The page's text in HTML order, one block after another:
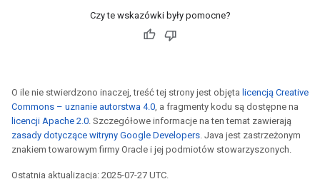
Czy te wskazówki były pomocne?
O ile nie stwierdzono inaczej, treść tej strony jest objęta licencją Creative
Commons – uznanie autorstwa 4.0, a fragmenty kodu są dostępne na
licencji Apache 2.0. Szczegółowe informacje na ten temat zawierają
zasady dotyczące witryny Google Developers. Java jest zastrzeżonym
znakiem towarowym firmy Oracle i jej podmiotów stowarzyszonych.
Ostatnia aktualizacja: 2025-07-27 UTC.